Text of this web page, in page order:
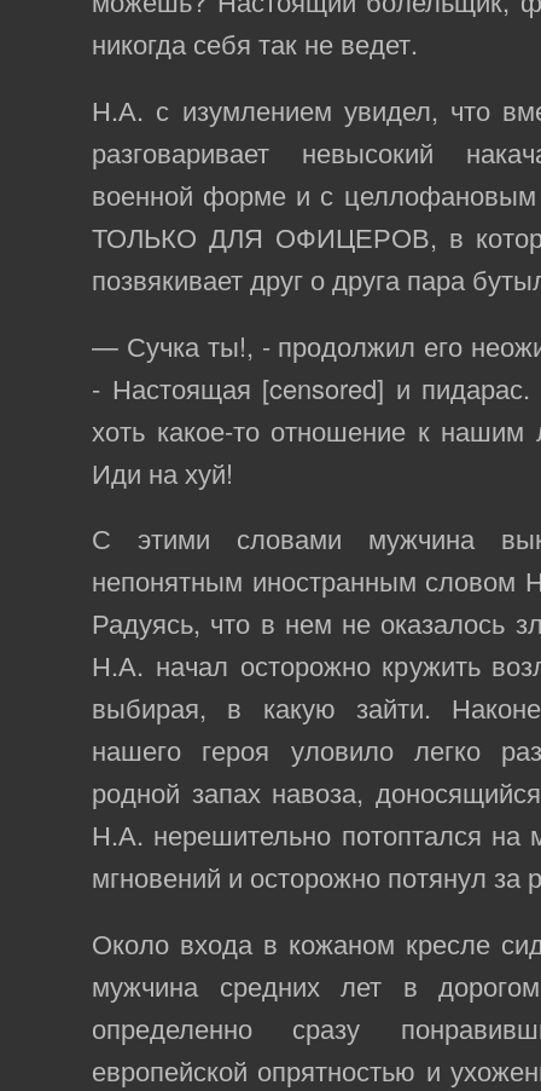
никогда себя так не ведет.
Н.А. с изумлением увидел, что
разговаривает невысокий
военной форме и с целлофановым
ТОЛЬКО ДЛЯ ОФИЦЕРОВ, в
позвякивает друг о друга пара
— Сучка ты!, - продолжил его
- Настоящая [censored] и
хоть какое-то отношение к
Иди на хуй!
С этими словами мужчина
непонятным иностранным словом
Радуясь, что в нем не оказалось
Н.А. начал осторожно кружить
выбирая, в какую зайти.
нашего героя уловило легко
родной запах навоза,
Н.А. нерешительно потоптался на
мгновений и осторожно потянул за
Около входа в кожаном кресле
мужчина средних лет в
определенно сразу
европейской опрятностью и